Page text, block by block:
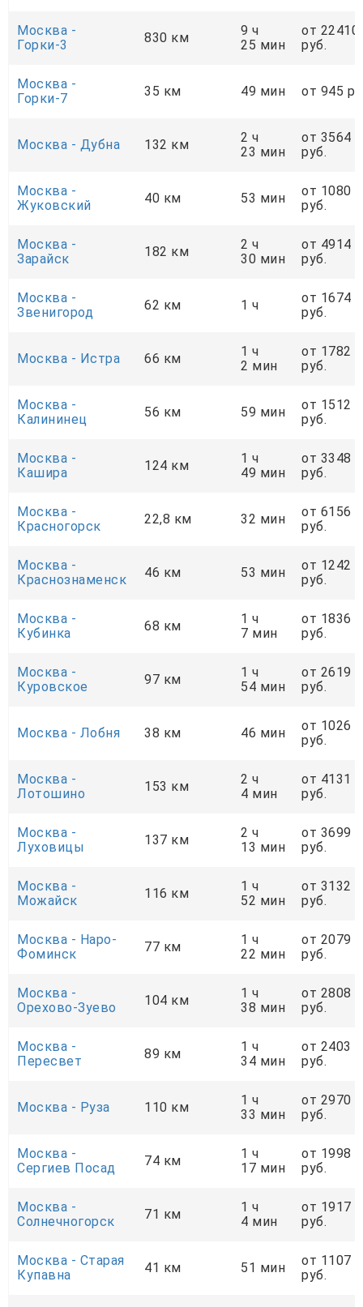
Москва -
Горки-3
830 км
9 ч
25 мин
от 22410
руб.
Москва -
Горки-7
35 км 49 мин от 945
Москва - Дубна 132 км
2 ч
23 мин
от 3564
руб.
Москва -
Жуковский
40 км 53 мин
от 1080
руб.
Москва -
Зарайск
182 км
2 ч
30 мин
от 4914
руб.
Москва -
Звенигород
62 км 1 ч
от 1674
руб.
Москва - Истра 66 км
1 ч
2 мин
от 1782
руб.
Москва -
Калининец
56 км 59 мин
от 1512
руб.
Москва -
Кашира
124 км
1 ч
49 мин
от 3348
руб.
Москва -
Красногорск
22,8 км 32 мин
от 6156
руб.
Москва -
Краснознаменск
46 км 53 мин
от 1242
руб.
Москва -
Кубинка
68 км
1 ч
7 мин
от 1836
руб.
Москва -
Куровское
97 км
1 ч
54 мин
от 2619
руб.
Москва - Лобня 38 км 46 мин
от 1026
руб.
Москва -
Лотошино
153 км
2 ч
4 мин
от 4131
руб.
Москва -
Луховицы
137 км
2 ч
13 мин
от 3699
руб.
Москва -
Можайск
116 км
1 ч
52 мин
от 3132
руб.
Москва - Наро-
Фоминск
77 км
1 ч
22 мин
от 2079
руб.
Москва -
Орехово-Зуево
104 км
1 ч
38 мин
от 2808
руб.
Москва -
Пересвет
89 км
1 ч
34 мин
от 2403
руб.
Москва - Руза 110 км
1 ч
33 мин
от 2970
руб.
Москва -
Сергиев Посад
74 км
1 ч
17 мин
от 1998
руб.
Москва -
Солнечногорск
71 км
1 ч
4 мин
от 1917
руб.
Москва - Старая
Купавна
41 км 51 мин
от 1107
руб.